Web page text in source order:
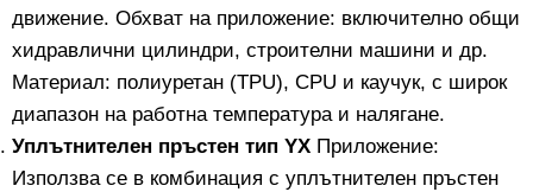
движение. Обхват на приложение: включително общи
хидравлични цилиндри, строителни машини и др.
Материал: полиуретан (TPU), CPU и каучук, с широк
диапазон на работна температура и налягане.
Уплътнителен пръстен тип YX Приложение:
Използва се в комбинация с уплътнителен пръстен